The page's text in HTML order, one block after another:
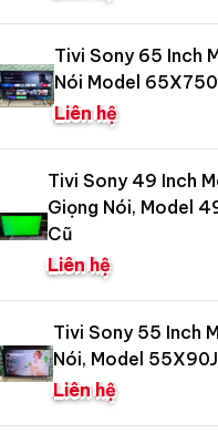
Tivi Sony 65 Inch
Nói Model
Liên hệ
Tivi Sony 49 Inch
Giọng Nói, Model
Cũ
Liên hệ
Tivi Sony 55 Inch
Nói, Model
Liên hệ